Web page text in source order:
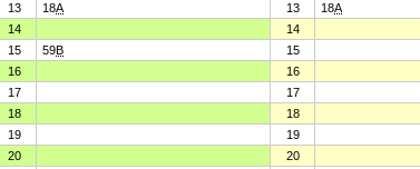
13 18A 13 18A
14 14
15 59B 15
16 16
17 17
18 18
19 19
20 20